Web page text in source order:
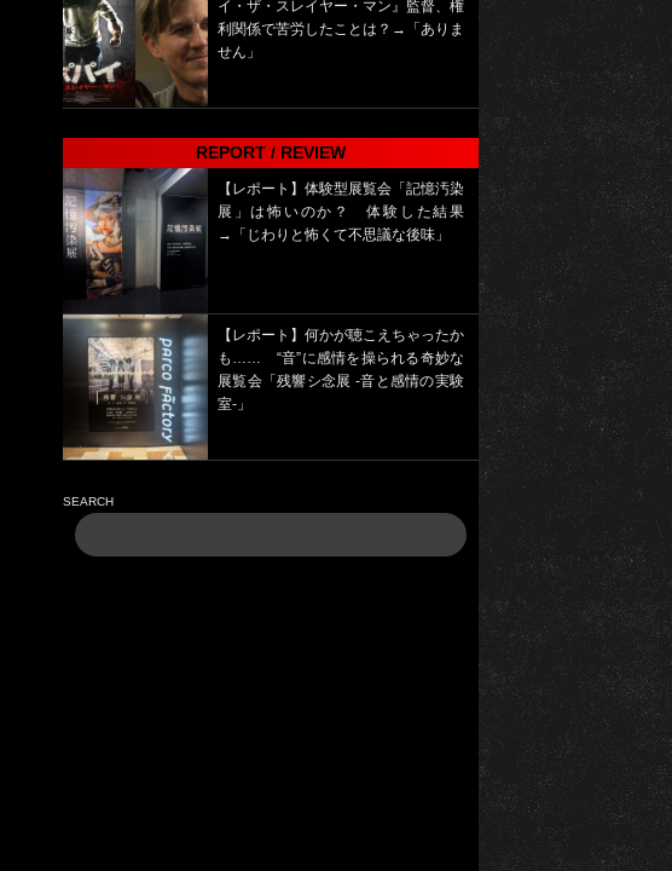
イ・ザ・スレイヤー・マン』監督、権
利関係で苦労したことは？→「ありま
せん」
REPORT / REVIEW
【レポート】体験型展覧会「記憶汚染
展」は怖いのか？ 体験した結果
→「じわりと怖くて不思議な後味」
【レポート】何かが聴こえちゃったか
も…… “音”に感情を操られる奇妙な
展覧会「残響シ念展 -⾳と感情の実験
室-」
SEARCH